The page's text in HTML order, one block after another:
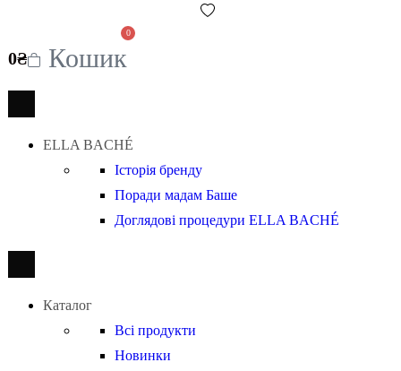
0₴
0
Кошик
ELLA BACHÉ
Історія бренду
Поради мадам Баше
Доглядові процедури ELLA BACHÉ
Каталог
Всі продукти
Новинки